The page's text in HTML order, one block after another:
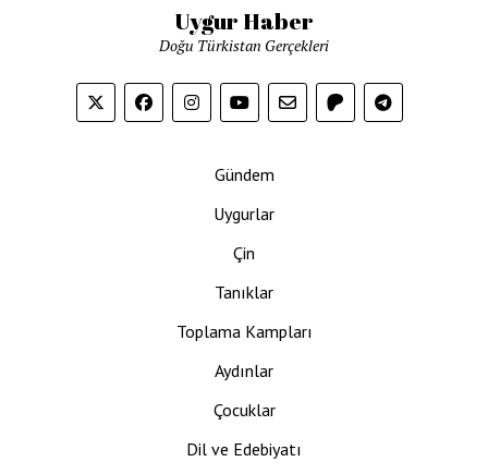
Uygur Haber
Doğu Türkistan Gerçekleri
Gündem
Uygurlar
Çin
Tanıklar
Toplama Kampları
Aydınlar
Çocuklar
Dil ve Edebiyatı